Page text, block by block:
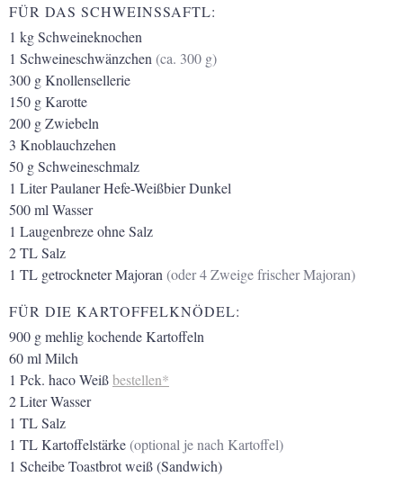
FÜR DAS SCHWEINSSAFTL:
1 kgSchweineknochen
1 Schweineschwänzchen (ca. 300 g)
300 gKnollensellerie
150 gKarotte
200 gZwiebeln
3 Knoblauchzehen
50 gSchweineschmalz
1 LiterPaulaner Hefe-Weißbier Dunkel
500mlWasser
1 Laugenbreze ohne Salz
2TLSalz
1 TL getrockneter Majoran (oder 4 Zweige frischer Majoran)
FÜR DIE KARTOFFELKNÖDEL:
900 gmehlig kochende Kartoffeln
60ml Milch
1 Pck. haco Weißbestellen*
2LiterWasser
1 TLSalz
1 TLKartoffelstärke (optional je nach Kartoffel)
1 ScheibeToastbrot weiß (Sandwich)